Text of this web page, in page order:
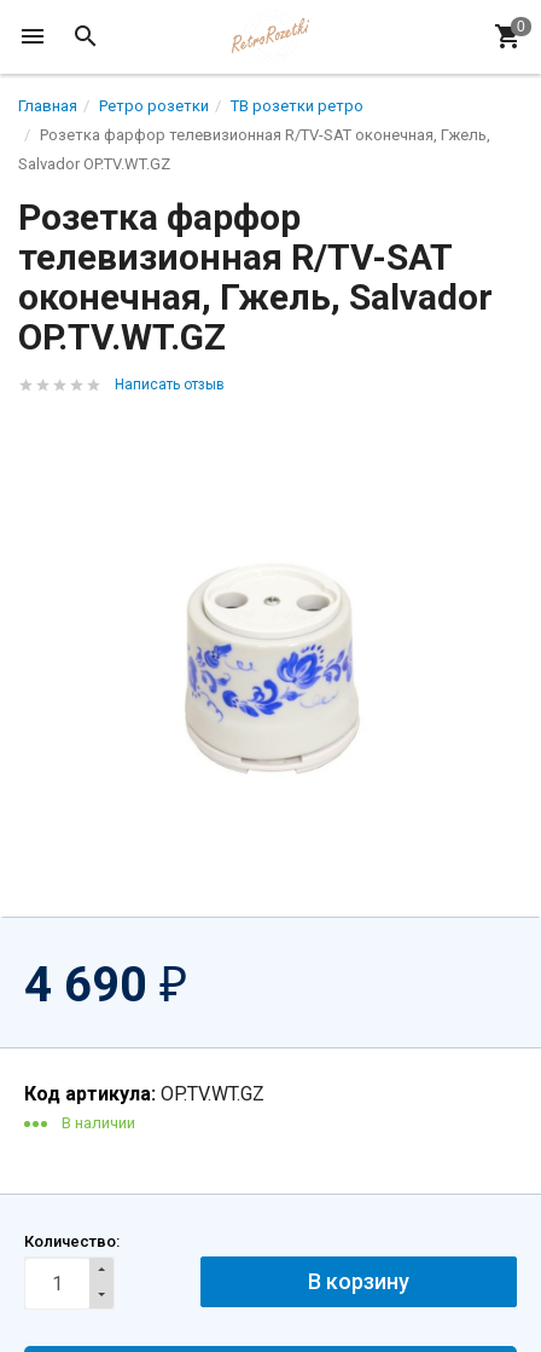
Главная Ретро розетки
ТВ розетки ретро
Розетка фарфор телевизионная R/TV-SAT оконечная, Гжель,
Salvador OP.TV.WT.GZ
Розетка фарфор
телевизионная R/TV-SAT
оконечная, Гжель, Salvador
OP.TV.WT.GZ
Написать отзыв
4 690 ₽
Код артикула: OP.TV.WT.GZ
В наличии
Количество: